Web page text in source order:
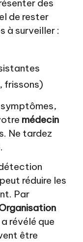
des
de rester
à surveiller :
frissons)
symptômes,
médecin
Ne tardez
réduire les
Par
a révélé que
être